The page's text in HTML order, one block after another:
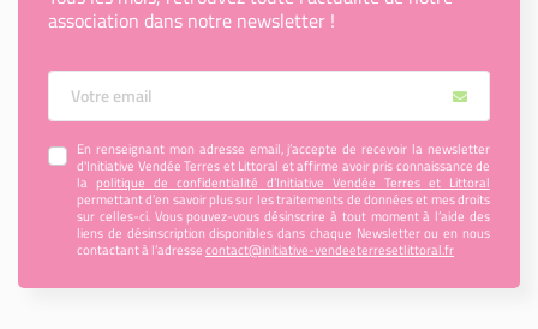
association dans notre newsletter !
Votre Email
En renseignant mon adresse email, j’accepte de recevoir la newsletter
d'Initiative Vendée Terres et Littoral et affirme avoir pris connaissance de
la politique de confidentialité d’Initiative Vendée Terres et Littoral
permettant d’en savoir plus sur les traitements de données et mes droits
sur celles-ci. Vous pouvez-vous désinscrire à tout moment à l’aide des
liens de désinscription disponibles dans chaque Newsletter ou en nous
contactant à l’adressecontact@initiative-vendeeterresetlittoral.fr